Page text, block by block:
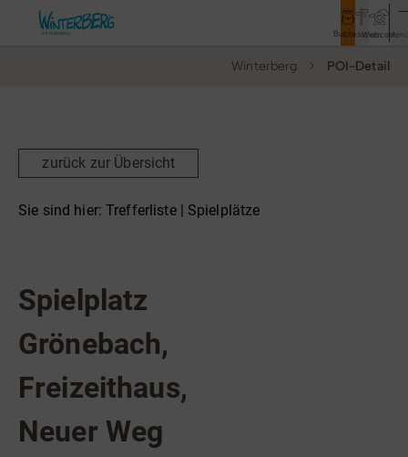
Buchen
Entdecken
Webcam
Rathaus
Vor Ort & Aktuelles
Veranstaltungen
Wandern
Winterberg POI-Detail
zurück zur Übersicht
Sie sind hier: Trefferliste | Spielplätze
Spielplatz
Grönebach,
Freizeithaus,
Neuer Weg